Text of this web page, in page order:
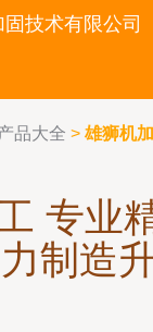
技术有限公司
品大全 > 雄狮机
专业
制造